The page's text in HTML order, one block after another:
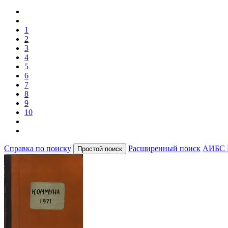
1
2
3
4
5
6
7
8
9
10
Справка по поиску Расширенный поиск АИБС